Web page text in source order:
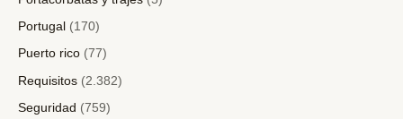
Portugal (170)
Puerto rico (77)
Requisitos (2.382)
Seguridad (759)